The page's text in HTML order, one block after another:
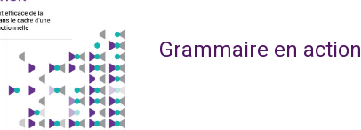
Grammaire en action